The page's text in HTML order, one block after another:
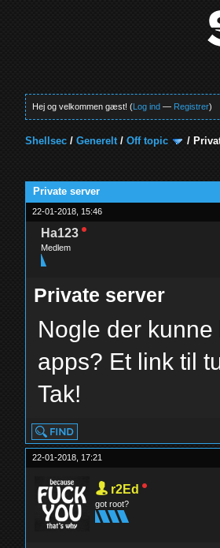
Hej og velkommen gæst! (Log ind — Registrer)
Shellsec /Generelt/Off topic /
Private server
22-01-2018, 15:46
Ha123
Medlem
Private server
Nogle der
apps? Et link til
Tak!
22-01-2018, 17:21
r2Ed
got root?